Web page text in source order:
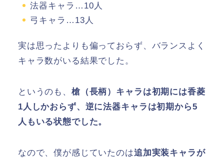
法器キャラ…10人
弓キャラ…13人
実は思ったよりも偏っておらず、バランスよく
キャラ数がいる結果でした。
というのも、 槍（長柄）キャラは初期には香菱
1人しかおらず、逆に法器キャラは初期から5
人もいる状態でした。
なので、僕が感じていたのは追加実装キャラが